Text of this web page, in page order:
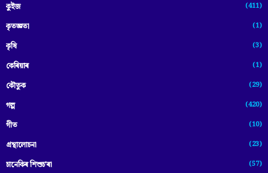
কুইজ (411)
কৃতজ্ঞতা (1)
কৃষি (3)
কেৰিয়াৰ (1)
কৌতুক (29)
গল্প (420)
গীত (10)
গ্ৰন্থালোচনা (23)
চানেকিৰ শিশুচ'ৰা (57)